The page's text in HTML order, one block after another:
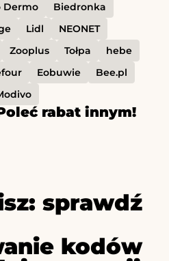
Dermo
Biedronka
Lidl
NEONET
Zooplus Tołpa
hebe
Eobuwie
Bee.pl
rabat innym!
sprawdź
kodów